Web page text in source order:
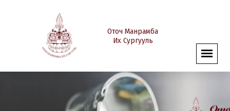
Оточ Манрамба
Их Сургууль